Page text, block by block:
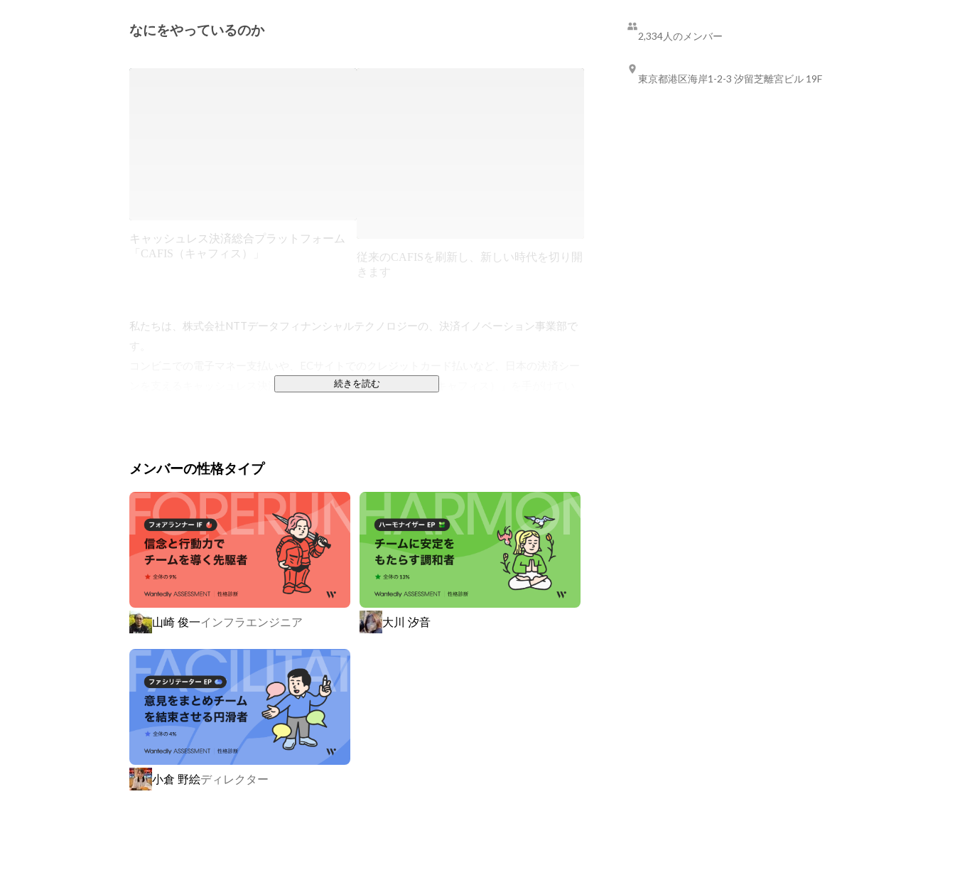
なにをやっているのか
キャッシュレス決済総合プラットフォーム
「CAFIS（キャフィス）」
従来のCAFISを刷新し、新しい時代を切り開
きます
私たちは、株式会社NTTデータフィナンシャルテクノロジーの、決済イノベーション事業部で
す。
ンを支えるキャッシュレス決済総合プラットフォーム「CAFIS（キャフィス）」を手がけてい
キャッシュレスという概念が生まれてから、使用頻度は年々増加しており、日本社会に欠かせ
※経済産業省「2021年のキャッシュレス決済比率を算出しました」（2022年6月1日）より
▍キャッシュレス決済総合プラットフォーム「CAFIS（キャフィス）」
日本の決済シーンの約7割に使われる「CAFIS」。国内の様々な加盟店様と、ほぼすべてのクレ
ジットカード会社様・金融機関様を、オンラインで結びます。インターネットや国外でのクレ
ジットカード利用にも対応しており、24時間365日止まることはありません。
クレジットカードの有効性や利用限度額のチェック、デビットカード取引や売上データの作成
に至るまで、幅広い決済を素早く確実に処理することが可能です。
https://solution.cafis.jp/about/about.php
▍「CAFIS」で目指す世界
続きを読む
メンバーの性格タイプ
山崎 俊一インフラエンジニア 大川 汐音
小倉 野絵ディレクター
2,334人のメンバー
東京都港区海岸1-2-3 汐留芝離宮ビル 19F